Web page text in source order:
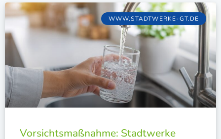
WWW.STADTWERKE-GT.DE
Vorsichtsmaßnahme: Stadtwerke